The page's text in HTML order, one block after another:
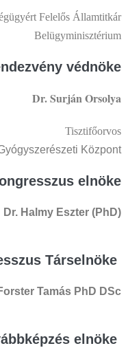
Felelős Államtitkár
Belügyminisztérium
védnöke
Dr. Surján Orsolya
Tisztifőorvos
Központ
elnöke
Dr. Halmy Eszter (PhD)
Társelnöke
Tamás PhD DSc
elnöke